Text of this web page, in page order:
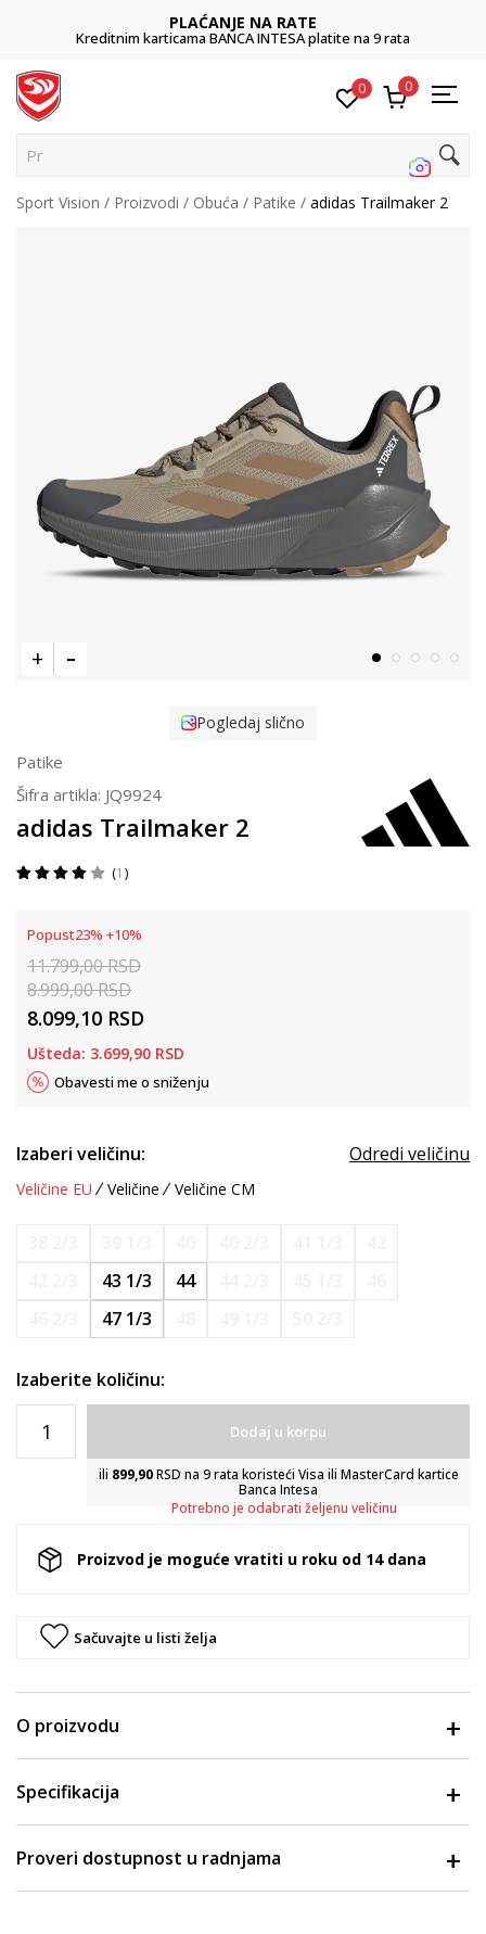
PLAĆANJE NA RATE
Kreditnim karticama BANCA INTESA platite na 9 rata
0 0
Pret
Sport Vision Proizvodi Obuća Patike adidas Trailmaker 2
Pogledaj slično
Patike
Šifra artikla: JQ9924
adidas Trailmaker 2
1
Popust23% +10%
11.799,00RSD
8.999,00RSD
8.099,10 RSD
Ušteda: 3.699,90 RSD
Obavesti me o sniženju
Izaberi veličinu: Odredi veličinu
Veličine EU Veličine Veličine CM
43 1/3 44
47 1/3
Izaberite količinu:
Dodaj u korpu
ili 899,90RSD na 9 rata koristeći Visa ili MasterCard kartice
Banca Intesa
Potrebno je odabrati željenu veličinu
Proizvod je moguće vratiti u roku od 14 dana
Sačuvajte u listi želja
O proizvodu
Specifikacija
Proveri dostupnost u radnjama